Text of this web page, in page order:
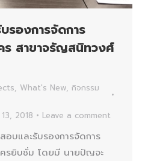
รองการจัดการ
ร สาขาจรัญสนิทวงศ์
, What's New, กิจกรรม
2018 Leave a comment
บและรับรองการจัดการ
รยิบซั่ม โดยมี นายปัญจะ